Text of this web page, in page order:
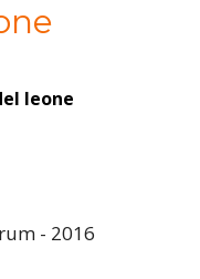
leone
- 2016